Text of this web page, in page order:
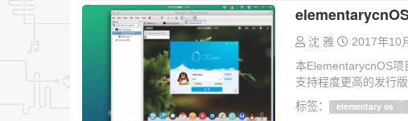
沈 雅 2017年10
本ElementarycnOS
支持程度更高的发行
标签：
elementary os